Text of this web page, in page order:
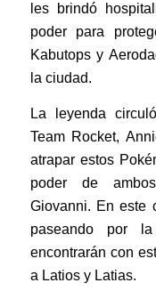
les brindó
poder para
Kabutops y
la ciudad.
La leyenda
Team Rocket,
atrapar estos
poder de
Giovanni. En este
paseando por
encontrarán con
a Latios y Latias.